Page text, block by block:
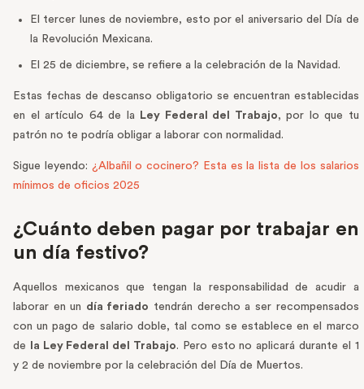
El tercer lunes de noviembre, esto por el aniversario del Día de
la Revolución Mexicana.
El 25 de diciembre, se refiere a la celebración de la Navidad.
Estas fechas de descanso obligatorio se encuentran establecidas
en el artículo 64 de la
Ley Federal del Trabajo, por lo que tu
patrón no te podría obligar a laborar con normalidad.
Sigue leyendo: ¿Albañil o cocinero? Esta es la lista de los salarios
mínimos de oficios 2025
¿Cuánto deben pagar por trabajar en
un día festivo?
Aquellos mexicanos que tengan la responsabilidad de acudir a
laborar en un día feriado tendrán derecho a ser recompensados
con un pago de salario doble, tal como se establece en el marco
de
la Ley Federal del Trabajo. Pero esto no aplicará durante el 1
y 2 de noviembre por la celebración del Día de Muertos.